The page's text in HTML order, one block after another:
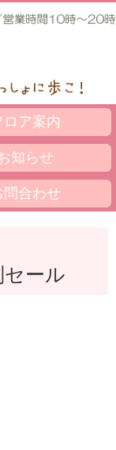
ロア案内
知らせ
問合わせ
ール